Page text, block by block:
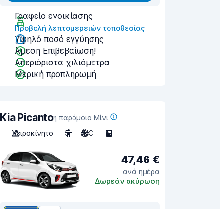
Γραφείο ενοικίασης
Προβολή λεπτομερειών τοποθεσίας
Υψηλό ποσό εγγύησης
Άμεση Επιβεβαίωση!
Απεριόριστα χιλιόμετρα
Μερική προπληρωμή
Kia Picantoή παρόμοιο Μίνι
Χειροκίνητο
5 A/C 5
47,46 €
ανά ημέρα
Δωρεάν ακύρωση